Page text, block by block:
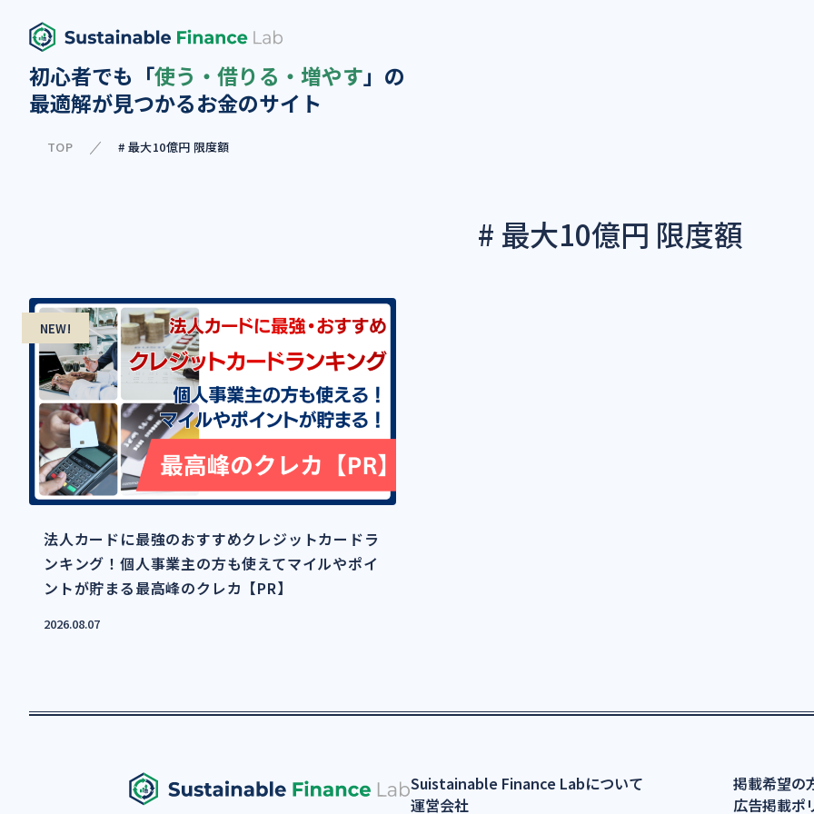
初心者でも「使う・借りる・増やす」の
最適解が見つかるお金のサイト
TOP # 最大10億円 限度額
# 最大10億円 限度額
NEW!
法人カードに最強のおすすめクレジットカードラ
ンキング！個人事業主の方も使えてマイルやポイ
ントが貯まる最高峰のクレカ【PR】
2026.08.07
Suistainable Finance Labについて
掲載希望の
運営会社
広告掲載ポ